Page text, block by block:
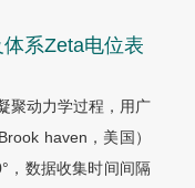
系Zeta电位表
聚动力学过程，用广
haven，美国）
，数据收集时间间隔